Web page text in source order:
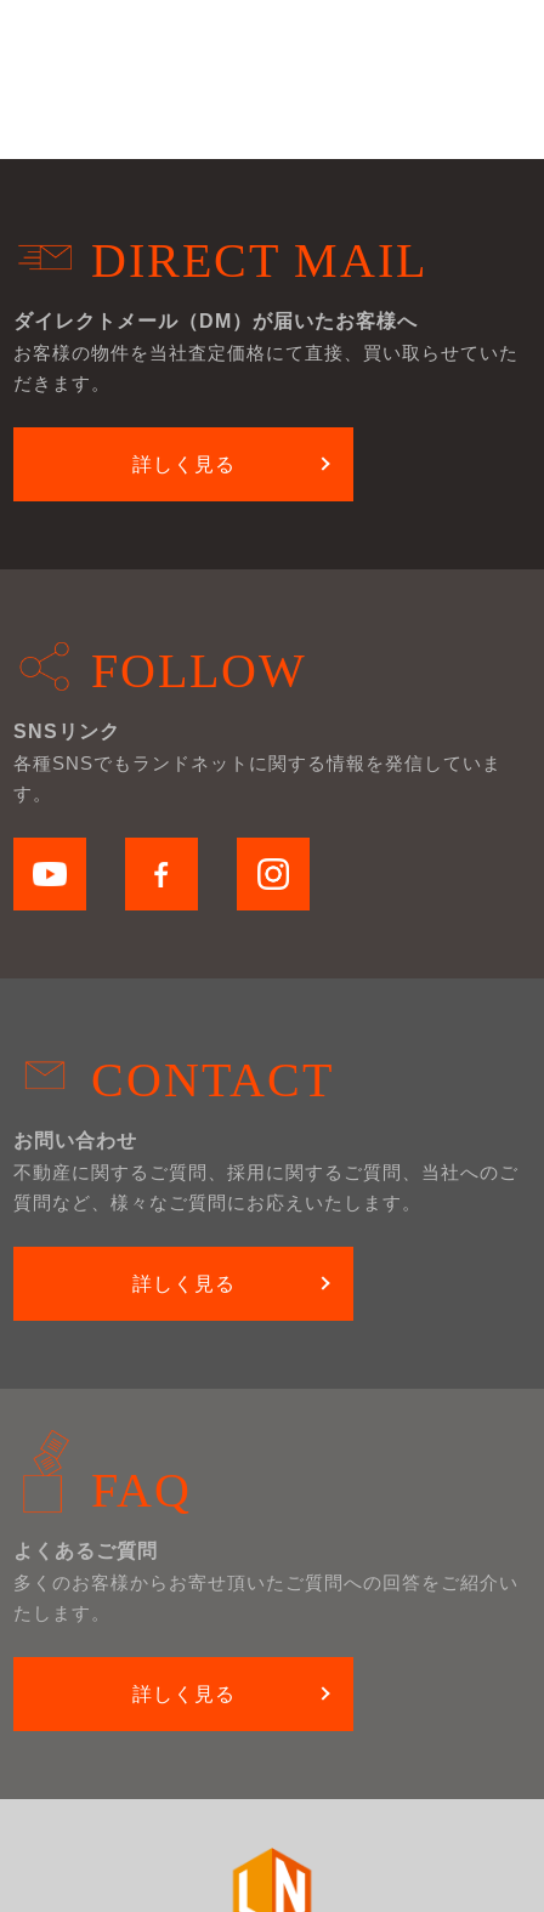
DIRECT MAIL
ダイレクトメール（DM）が届いたお客様へ
お客様の物件を当社査定価格にて直接、買い取らせていた
だきます。
詳しく見る
FOLLOW
SNSリンク
各種SNSでもランドネットに関する情報を発信していま
す。
CONTACT
お問い合わせ
不動産に関するご質問、採用に関するご質問、当社へのご
質問など、様々なご質問にお応えいたします。
詳しく見る
FAQ
よくあるご質問
多くのお客様からお寄せ頂いたご質問への回答をご紹介い
たします。
詳しく見る